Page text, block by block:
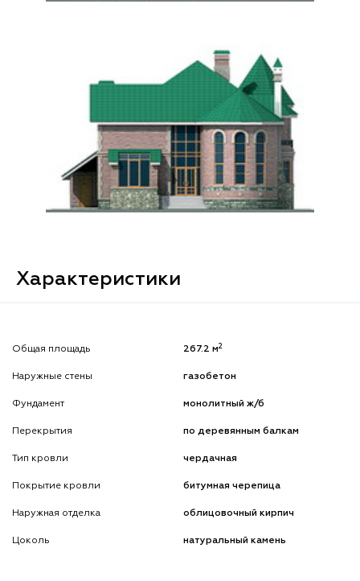
Характеристики
Общая площадь 267.2 м2
Наружные стены газобетон
Фундамент монолитный ж/б
Перекрытия по деревянным балкам
Тип кровли чердачная
Покрытие кровли битумная черепица
Наружная отделка облицовочный кирпич
Цоколь натуральный камень